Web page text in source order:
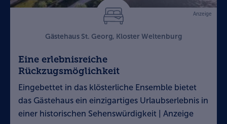
Anzeige
Gästehaus St. Georg, Kloster Weltenburg
Eine erlebnisreiche
Rückzugsmöglichkeit
Eingebettet in das klösterliche Ensemble bietet
das Gästehaus ein einzigartiges Urlaubserlebnis in
einer historischen Sehenswürdigkeit | Anzeige